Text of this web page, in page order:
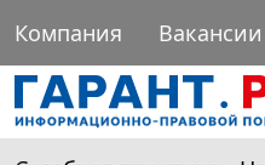
Компания Вакансии